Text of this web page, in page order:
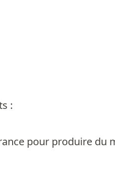
:
pour produire du